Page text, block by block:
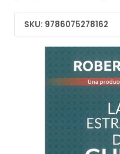
SKU: 9786075278162